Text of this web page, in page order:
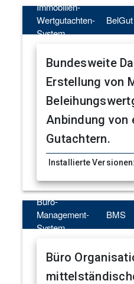
Immobilien-
Wertgutachten-
System
BelGut
Bundesweite
Erstellung von
Anbindung von
Gutachtern.
Installierte
Büro-
Management-
System
BMS
Büro